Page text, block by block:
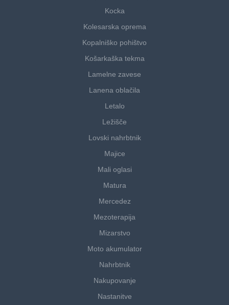
Kocka
Kolesarska oprema
Kopalniško pohištvo
Košarkaška tekma
Lamelne zavese
Lanena oblačila
Letalo
Ležišče
Lovski nahrbtnik
Majice
Mali oglasi
Matura
Mercedez
Mezoterapija
Mizarstvo
Moto akumulator
Nahrbtnik
Nakupovanje
Nastanitve